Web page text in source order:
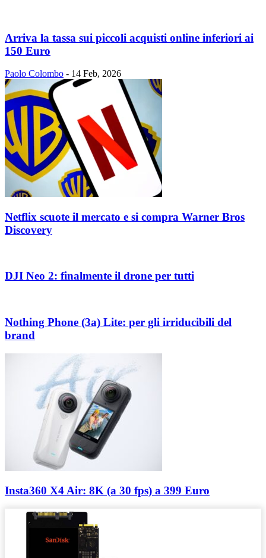
Arriva la tassa sui piccoli acquisti online inferiori ai
150 Euro
Paolo Colombo - 14 Feb, 2026
Netflix scuote il mercato e si compra Warner Bros
Discovery
DJI Neo 2: finalmente il drone per tutti
Nothing Phone (3a) Lite: per gli irriducibili del
brand
Insta360 X4 Air: 8K (a 30 fps) a 399 Euro